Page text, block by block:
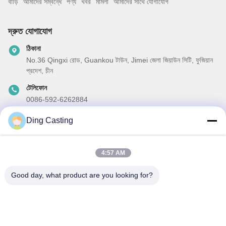
দ্রুত যোগাযোগ
ঠিকানা
No.36 Qingxi রোড, Guankou টাউন, Jimei জেলা জিয়াউন সিটি, ফুজিয়ান
প্রদেশ, চীন
টেলিফোন
0086-592-6262884
ই-মেইল
আমাদের নিউজলেটার
Ding Casting
4:57 AM
Good day, what product are you looking for?